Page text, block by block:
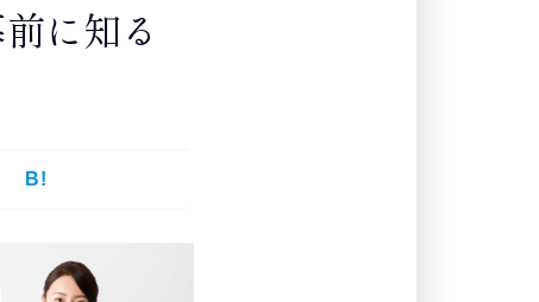
に知る
B!